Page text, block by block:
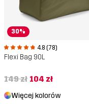
30%
4.8 (78)
Flexi Bag 90L
149 zł 104 zł
Więcej kolorów